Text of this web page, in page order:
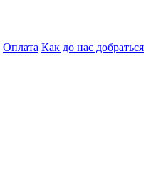
Оплата Как до нас добраться